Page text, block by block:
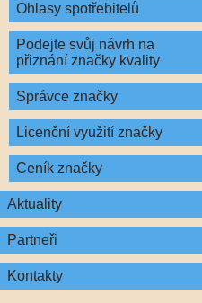
Ohlasy spotřebitelů
Podejte svůj návrh na
přiznání značky kvality
Správce značky
Licenční využití značky
Ceník značky
Aktuality
Partneři
Kontakty